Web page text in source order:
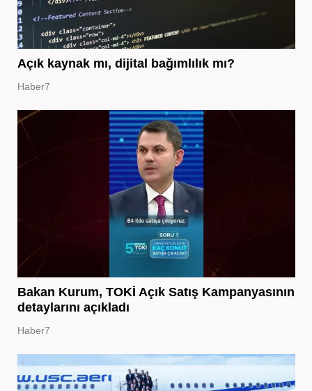
Açık kaynak mı, dijital bağımlılık mı?
Haber7
Bakan Kurum, TOKİ Açık Satış Kampanyasının
detaylarını açıkladı
Haber7